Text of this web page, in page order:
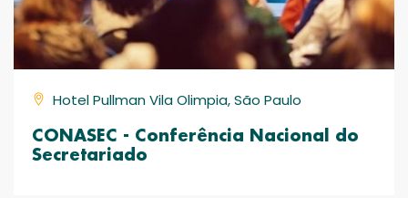
Hotel Pullman Vila Olimpia, São Paulo
CONASEC - Conferência Nacional do
Secretariado